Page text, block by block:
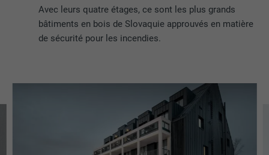
Avec leurs quatre étages, ce sont les plus grands
bâtiments en bois de Slovaquie approuvés en matière
de sécurité pour les incendies.